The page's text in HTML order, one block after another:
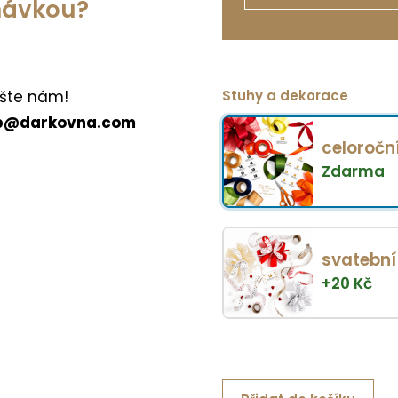
nám!
Stuhy a dekorace
Zdarma
svatební
+20 Kč